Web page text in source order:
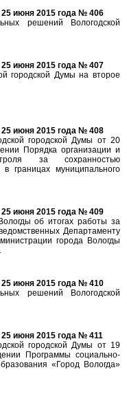
июня 2015 года № 406
решений Вологодской
июня 2015 года № 407
городской Думы на второе
июня 2015 года № 408
городской Думы от 20
Порядка организации и
за сохранностью
границах муниципального
июня 2015 года № 409
об итогах работы за
Департаменту
города Вологды
июня 2015 года № 410
решений Вологодской
июня 2015 года № 411
городской Думы от 19
Программы социально-
«Город Вологда»